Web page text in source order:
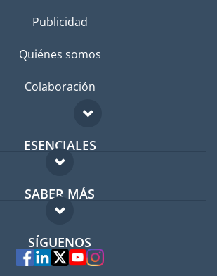
Publicidad
Quiénes somos
Colaboración
ESENCIALES
Foro para expatriados
Guía para expatriados
Trabajos en el extranjero
SABER MÁS
FAQ
Expertos
SÍGUENOS